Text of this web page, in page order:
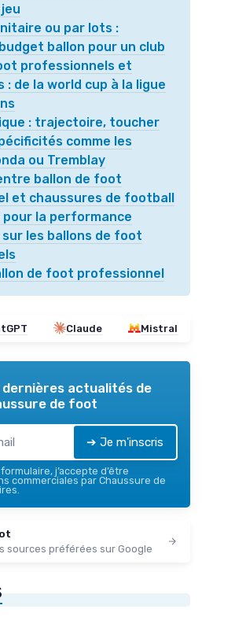
ou par lots :
ballon pour un club
professionnels et
de la world cup à la ligue
: trajectoire, toucher
comme les
ou Tremblay
ballon de foot
et chaussures de football
pour la performance
les ballons de foot
de foot professionnel
Claude Mistral
dernières actualités de
de foot
➔ Je m'inscris
j’accepte d’être
commerciales par Chaussure de
sources préférées sur Google